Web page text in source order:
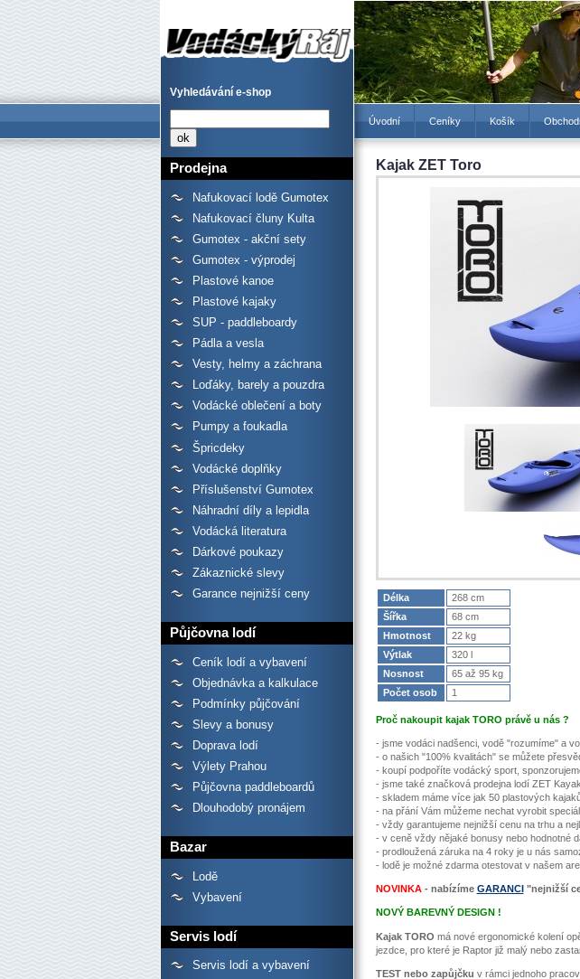
kanoí a kajaků - Vodácký
Ráj
Úvodní Ceníky Košík
Vyhledávání e-shop
Prodejna
Nafukovací lodě Gumotex
Nafukovací čluny Kulta
Gumotex - akční sety
Gumotex - výprodej
Plastové kanoe
Plastové kajaky
SUP - paddleboardy
Pádla a vesla
Vesty, helmy a záchrana
Loďáky, barely a pouzdra
Vodácké oblečení a boty
Pumpy a foukadla
Špricdeky
Vodácké doplňky
Příslušenství Gumotex
Náhradní díly a lepidla
Vodácká literatura
Dárkové poukazy
Zákaznické slevy
Garance nejnižší ceny
Půjčovna lodí
Ceník lodí a vybavení
Objednávka a kalkulace
Podmínky půjčování
Slevy a bonusy
Doprava lodí
Výlety Prahou
Půjčovna paddleboardů
Dlouhodobý pronájem
Bazar
Lodě
Vybavení
Servis lodí
Servis lodí a vybavení
Kajak ZET Toro
Délka
268 cm
Šířka
68 cm
Hmotnost
22 kg
Výtlak
320 l
Nosnost
65 až 95 kg
Počet osob
1
Proč nakoupit kajak TORO právě u nás ?
- jsme vodáci nadšenci, vodě "rozumíme" a
- o našich "100% kvalitách" se můžete
- koupí podpoříte vodácký sport,
- jsme také značková prodejna lodí ZET
- skladem máme více jak 50 plastových
- na přání Vám můžeme nechat vyrobit
- vždy garantujeme nejnižší cenu na trhu a
- v ceně vždy nějaké bonusy nebo hodnotné
- prodloužená záruka na 4 roky je u nás
- lodě je možné zdarma otestovat v našem
NOVINKA - nabízíme GARANCI "nejnižší
NOVÝ BAREVNÝ DESIGN !
Kajak TORO má nové ergonomické kolení
jezdce, pro které je Raptor již malý nebo
TEST nebo zapůjčku v rámci jednoho